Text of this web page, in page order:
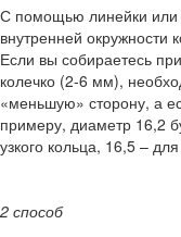
С помощью линейки или
внутренней
Если вы собираетесь
колечко (2-6 мм),
«меньшую» сторону, а
примеру, диаметр 16,2
узкого кольца, 16,5 –
2 способ